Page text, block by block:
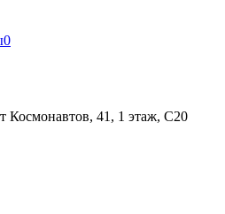
0
Космонавтов, 41, 1 этаж, С20